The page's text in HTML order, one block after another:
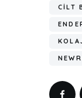
CILT